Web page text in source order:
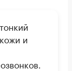
и